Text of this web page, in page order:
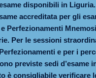
disponibili in
accreditata per gli
Perfezionamenti
Per le sessioni
e per i
previste sedi d’esame
è consigliabile verificare